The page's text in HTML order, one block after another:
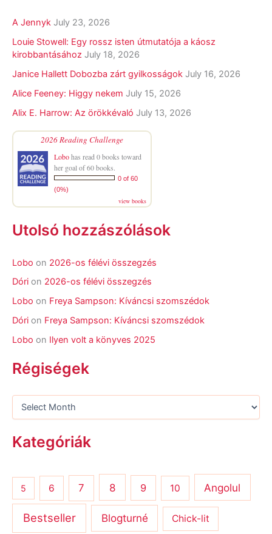
A Jennyk July 23, 2026
Louie Stowell: Egy ​rossz isten útmutatója a káosz
kirobbantásához July 18, 2026
Janice Hallett Dobozba zárt gyilkosságok July 16, 2026
Alice Feeney: Higgy nekem July 15, 2026
Alix E. Harrow: Az örökkévaló July 13, 2026
2026 Reading Challenge
Lobohas read 0 books toward
her goal of 60 books.
0 of 60
(0%)
view books
Utolsó hozzászólások
Lobo on 2026-os félévi összegzés
Dóri on 2026-os félévi összegzés
Lobo on Freya Sampson: Kíváncsi szomszédok
Dóri on Freya Sampson: Kíváncsi szomszédok
Lobo on Ilyen volt a könyves 2025
Régiségek
Kategóriák
5 6 7 8 9 10 Angolul
Bestseller Blogturné Chick-lit